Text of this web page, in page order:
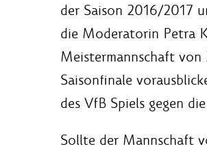
der Saison 2016/2017
die Moderatorin Petra
Meistermannschaft
Saisonfinale
des VfB Spiels gegen
Sollte der Mannschaft